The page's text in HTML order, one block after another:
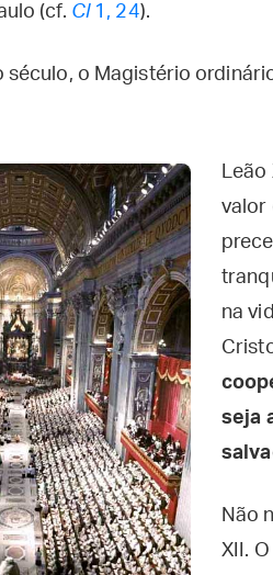
(cf. Cl1, 24).
século, o Magistério
valor
na
seja
Não
XII.